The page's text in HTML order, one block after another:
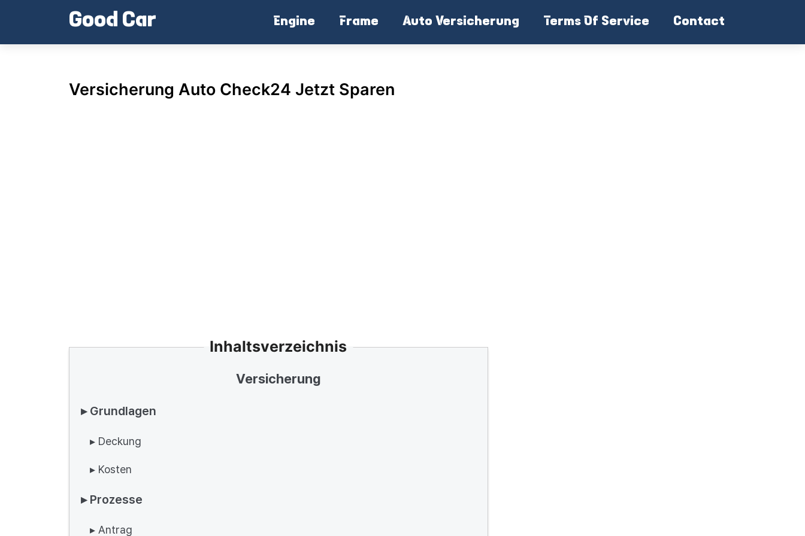
Good Car Engine Frame Auto Versicherung Terms Of Service Contact
Versicherung Auto Check24 Jetzt Sparen
Inhaltsverzeichnis
Versicherung
▸ Grundlagen
▸ Deckung
▸ Kosten
▸ Prozesse
▸ Antrag